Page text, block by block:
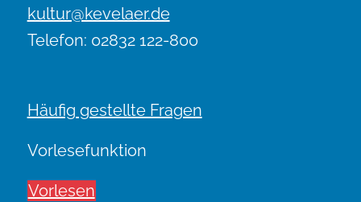
kultur@kevelaer.de
Telefon: 02832 122-800
Häufig gestellte Fragen
Vorlesefunktion
Vorlesen